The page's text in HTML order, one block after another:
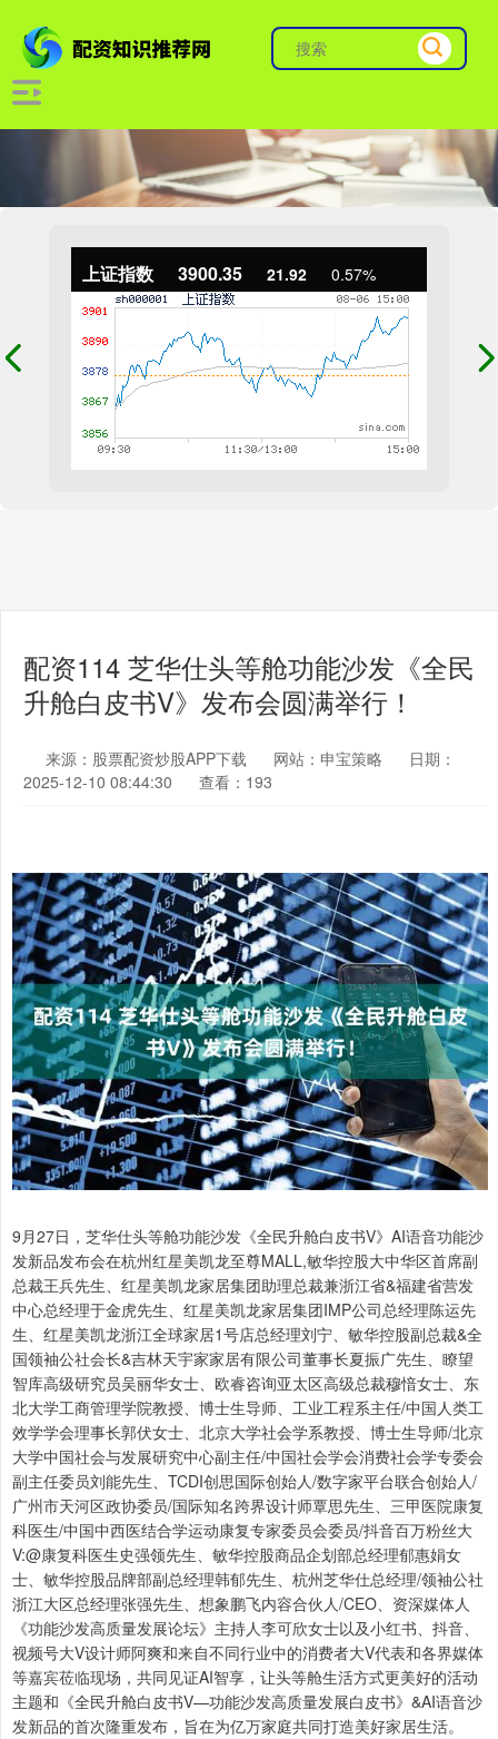
上证指数 3900.35 21.92 0.57%
配资114 芝华仕头等舱功能沙发《全民
升舱白皮书V》发布会圆满举行！
来源：股票配资炒股APP下载 网站：申宝策略
日期：
2025-12-10 08:44:30
查看：193
9月27日，芝华仕头等舱功能沙发《全民升舱白皮书V》AI语音功能沙
发新品发布会在杭州红星美凯龙至尊MALL,敏华控股大中华区首席副
总裁王兵先生、红星美凯龙家居集团助理总裁兼浙江省&福建省营发
中心总经理于金虎先生、红星美凯龙家居集团IMP公司总经理陈运先
生、红星美凯龙浙江全球家居1号店总经理刘宁、敏华控股副总裁&全
国领袖公社会长&吉林天宇家家居有限公司董事长夏振广先生、瞭望
智库高级研究员吴丽华女士、欧睿咨询亚太区高级总裁穆愔女士、东
北大学工商管理学院教授、博士生导师、工业工程系主任/中国人类工
效学学会理事长郭伏女士、北京大学社会学系教授、博士生导师/北京
大学中国社会与发展研究中心副主任/中国社会学会消费社会学专委会
副主任委员刘能先生、TCDI创思国际创始人/数字家平台联合创始人/
广州市天河区政协委员/国际知名跨界设计师覃思先生、三甲医院康复
科医生/中国中西医结合学运动康复专家委员会委员/抖音百万粉丝大
V:@康复科医生史强领先生、敏华控股商品企划部总经理郁惠娟女
士、敏华控股品牌部副总经理韩郁先生、杭州芝华仕总经理/领袖公社
浙江大区总经理张强先生、想象鹏飞内容合伙人/CEO、资深媒体人
《功能沙发高质量发展论坛》主持人李可欣女士以及小红书、抖音、
视频号大V设计师阿爽和来自不同行业中的消费者大V代表和各界媒体
等嘉宾莅临现场，共同见证AI智享，让头等舱生活方式更美好的活动
主题和《全民升舱白皮书V—功能沙发高质量发展白皮书》&AI语音沙
发新品的首次隆重发布，旨在为亿万家庭共同打造美好家居生活。